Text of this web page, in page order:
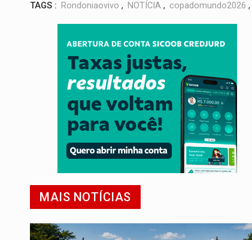
TAGS : Rondoniaovivo , NOTÍCIA , copadomundo2026 ,
MAIS NOTÍCIAS